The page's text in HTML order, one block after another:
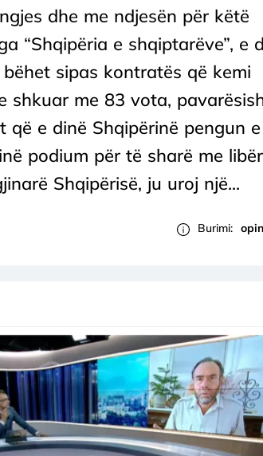
dhe me ndjesën për këtë
“Shqipëria e shqiptarëve”, e
sipas kontratës që kemi
shkuar me 83 vota,
e dinë Shqipërinë pengun e
podium për të sharë me libër
Shqipërisë, ju uroj një...
Burimi: